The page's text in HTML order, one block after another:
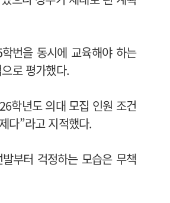
번을 동시에 교육해야 하는
로 평가했다.
학년도 의대 모집 인원 조건
다”라고 지적했다.
부터 걱정하는 모습은 무책